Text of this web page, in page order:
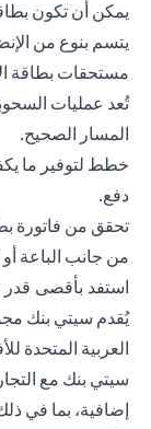
يمكن أن تكون
يتسم بنوع من
مستحقات بطاقة
تُعد عمليات
المسار الصحيح.
خطط لتوفير ما
دفع.
تحقق من فاتورة
من جانب الباعة أو
استفد بأقصى قدر
يُقدم سيتي بنك
العربية المتحدة
سيتي بنك مع
إضافية، بما في